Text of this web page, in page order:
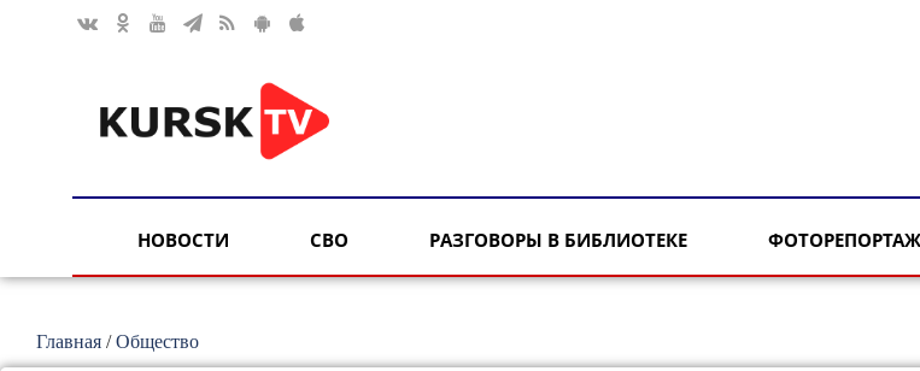
НОВОСТИ СВО РАЗГОВОРЫ В БИБЛИОТЕКЕ
Главная /Общество